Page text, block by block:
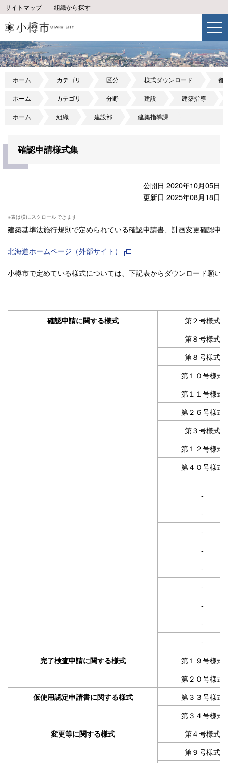
サイトマップ 組織から探す
ホーム カテゴリ 区分 様式ダウンロード 都
ホーム カテゴリ 分野 建設 建築指導
ホーム 組織 建設部 建築指導課
確認申請様式集
公開日 2020年10月05日
更新日 2025年08月18日
建築基準法施行規則で定められている確認申請書、計画変更確認
北海道ホームページ（外部サイト）
小樽市で定めている様式については、下記表からダウンロード願い
確認申請に関する様式
第２号様式
第８号様式
第８号様式
第１０号様式
第１１号様式
第２６号様式
第３号様式
第１２号様式
第４０号様式
-
-
-
-
-
-
-
-
-
完了検査申請に関する様式
第１９号様式
第２０号様式
仮使用認定申請書に関する様式
第３３号様式
第３４号様式
変更等に関する様式
第４号様式
第９号様式